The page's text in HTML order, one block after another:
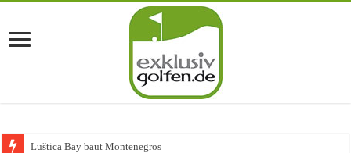
Luštica Bay baut Montenegros erste